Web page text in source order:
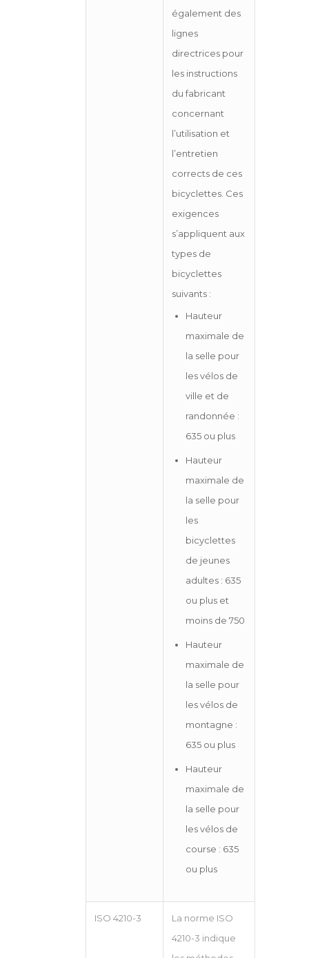
également des
lignes
directrices pour
les instructions
du fabricant
concernant
l’utilisation et
l’entretien
corrects de ces
bicyclettes. Ces
exigences
s’appliquent aux
types de
bicyclettes
suivants :
Hauteur
maximale de
la selle pour
les vélos de
ville et de
randonnée :
635 ou plus
Hauteur
maximale de
la selle pour
les
bicyclettes
de jeunes
adultes : 635
ou plus et
moins de 750
Hauteur
maximale de
la selle pour
les vélos de
montagne :
635 ou plus
Hauteur
maximale de
la selle pour
les vélos de
course : 635
ou plus
ISO 4210-3
La norme ISO
4210-3 indique